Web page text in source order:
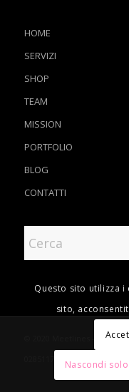
HOME
SERVIZI
SHOP
TEAM
MISSION
PORTFOLIO
BLOG
CONTATTI
© 2020 Meetlines -
Questo sito utilizza i
sito,
Nascondi